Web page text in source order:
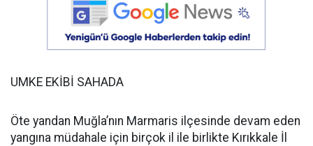
UMKE EKİBİ SAHADA
Öte yandan Muğla’nın Marmaris ilçesinde devam eden
yangına müdahale için birçok il ile birlikte Kırıkkale İl